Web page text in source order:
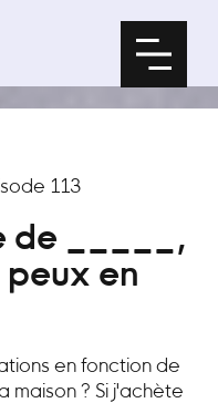
113
de _____,
en
en fonction de
maison ? Si j'achète